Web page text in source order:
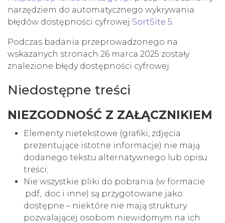
narzędziem do automatycznego wykrywania
błędów dostępności cyfrowej SortSite 5.
Podczas badania przeprowadzonego na
wskazanych stronach 26 marca 2025 zostały
znalezione błędy dostępności cyfrowej.
Niedostępne treści
NIEZGODNOŚĆ Z ZAŁĄCZNIKIEM
Elementy nietekstowe (grafiki, zdjęcia
prezentujące istotne informacje) nie mają
dodanego tekstu alternatywnego lub opisu
treści;
Nie wszystkie pliki do pobrania (w formacie
.pdf, .doc i inne) są przygotowane jako
dostępne – niektóre nie mają struktury
pozwalającej osobom niewidomym na ich